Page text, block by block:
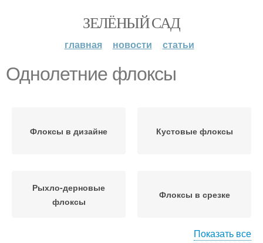
ЗЕЛЁНЫЙ САД
главная новости статьи
Однолетние флоксы
Флоксы в дизайне Кустовые флоксы
Рыхло-дерновые
флоксы
Флоксы в срезке
Показать все